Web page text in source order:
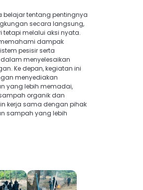
belajar tentang pentingnya
secara langsung,
melalui aksi nyata.
dampak
pesisir serta
menyelesaikan
Ke depan, kegiatan ini
menyediakan
yang lebih memadai,
organik dan
kerja sama dengan pihak
sampah yang lebih